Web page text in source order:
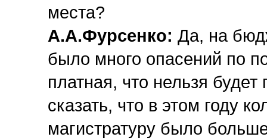
места?
А.А.Фурсенко: Да, на
было много опасений по
платная, что нельзя
сказать, что в этом году
магистратуру было